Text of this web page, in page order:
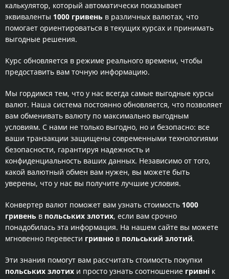
калькулятор, который автоматически показывает
эквиваленты 1000 гривень в различных валютах, что
помогает ориентироваться в текущих курсах и принимать
выгодные решения.
Курс обновляется в режиме реального времени, чтобы
предоставить вам точную информацию.
Мы гордимся тем, что у нас всегда самые выгодные курсы
валют. Наша система постоянно обновляется, что позволяет
вам обменивать валюту по максимально выгодным
условиям. С нами не только выгодно, но и безопасно: все
ваши транзакции защищены современными технологиями
безопасности, гарантируя надежность и
конфиденциальность ваших данных. Независимо от того,
какой валютный обмен вам нужен, вы можете быть
уверены, что у нас вы получите лучшие условия.
Конвертер валют поможет вам узнать стоимость 1000
гривень в польських злотих, если вам срочно
понадобилась эта информация. На нашем сайте вы можете
мгновенно перевести гривню в польський злотий.
Эти знания помогут вам рассчитать стоимость покупки
польських злотих и просто узнать соотношение гривні к